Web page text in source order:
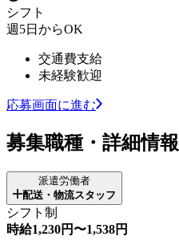
シフト
週5日からOK
交通費支給
未経験歓迎
応募画面に進む
募集職種・詳細情報
派遣労働者
配送・物流スタッフ
シフト制
時給1,230円〜1,538円